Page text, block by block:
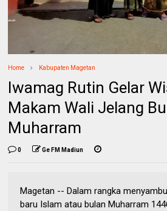
Home Kabupaten Magetan
Iwamag Rutin Gelar
Makam Wali Jelang
Muharram
0 Ge FM Madiun
Magetan -- Dalam rangka
baru Islam atau bulan Muharram